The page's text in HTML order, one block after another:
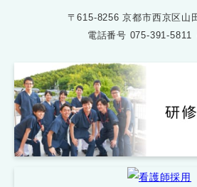
〒615-8256 京都市西京区山
電話番号 075-391-5811